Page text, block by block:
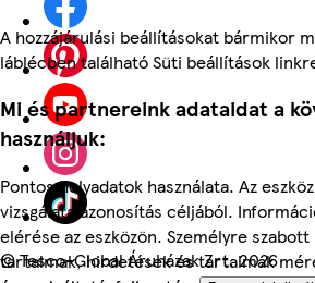
A hozzájárulási beállításokat bármikor
láblécben található Süti beállítások
Mi és partnereink adataidat a
használjuk:
Pontos helyadatok használata. Az
vizsgálata azonosítás céljából.
elérése az eszközön. Személyre
tartalmak, hirdetések és tartalmak
©Tesco-Global Áruházak Zrt. 2026